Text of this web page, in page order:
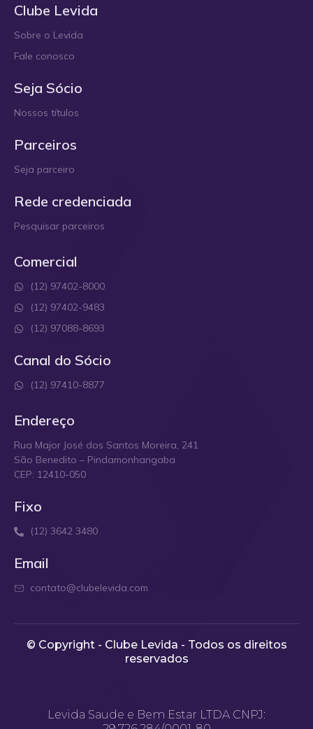
Clube Levida
Sobre o Levida
Fale conosco
Seja Sócio
Nossos títulos
Parceiros
Seja parceiro
Rede credenciada
Pesquisar parceiros
Comercial
(12) 97402-8000
(12) 97402-9483
(12) 97088-8693
Canal do Sócio
(12) 97410-8877
Endereço
Rua Major José dos Santos Moreira, 241
São Benedito – Pindamonhangaba
CEP: 12410-050
Fixo
(12) 3642 3480
Email
contato@clubelevida.com
© Copyright - Clube Levida - Todos os direitos
reservados​
Levida Saude e Bem Estar LTDA CNPJ: